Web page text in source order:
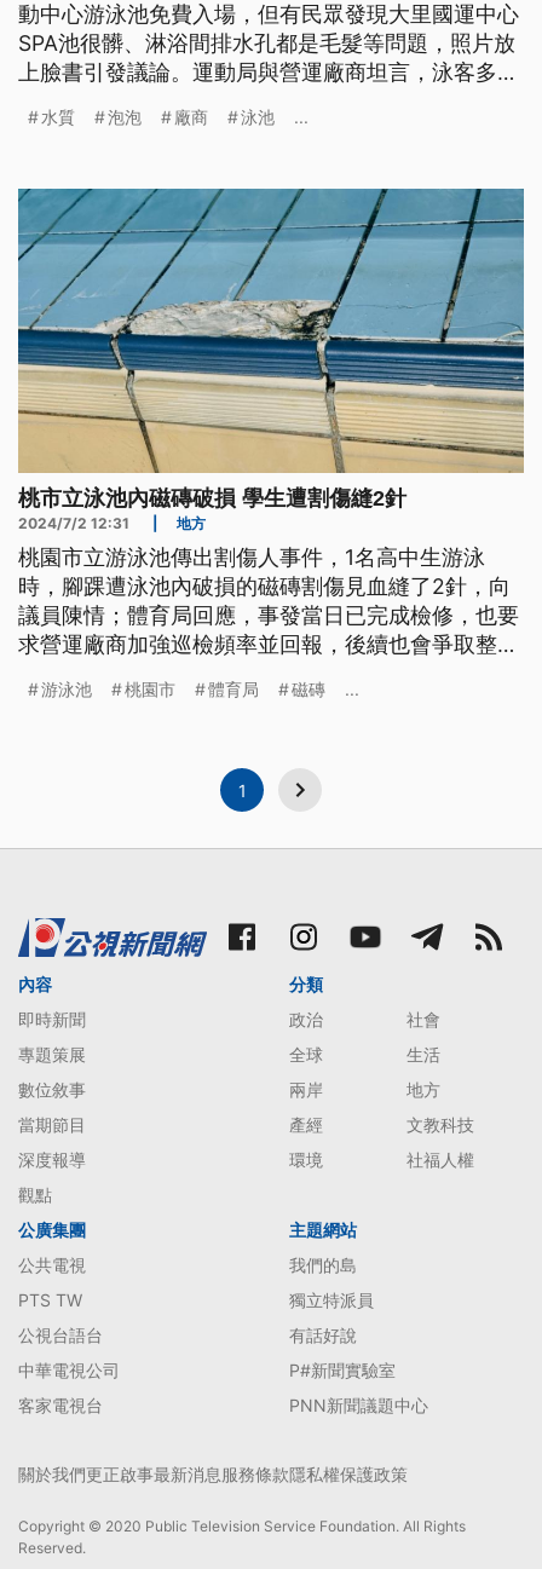
動中心游泳池免費入場，但有民眾發現大里國運中心
SPA池很髒、淋浴間排水孔都是毛髮等問題，照片放
上臉書引發議論。運動局與營運廠商坦言，泳客多了
有應變處理，後續也會加強清潔維護。
水質 泡泡 廠商 泳池 ...
桃市立泳池內磁磚破損 學生遭割傷縫2針
2024/7/2 12:31 地方
桃園市立游泳池傳出割傷人事件，1名高中生游泳
時，腳踝遭泳池內破損的磁磚割傷見血縫了2針，向
議員陳情；體育局回應，事發當日已完成檢修，也要
求營運廠商加強巡檢頻率並回報，後續也會爭取整建
游泳池 桃園市 體育局 磁磚 ...
1
內容
即時新聞
專題策展
數位敘事
當期節目
深度報導
觀點
分類
政治
社會
全球
生活
兩岸
地方
產經
文教科技
環境
社福人權
公廣集團
公共電視
PTS TW
公視台語台
中華電視公司
客家電視台
主題網站
我們的島
獨立特派員
有話好說
P#新聞實驗室
PNN新聞議題中心
關於我們更正啟事最新消息服務條款隱私權保護政策
Copyright © 2020 Public Television Service Foundation. All Rights
Reserved.